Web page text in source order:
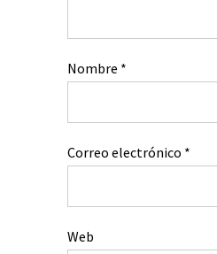
Nombre *
Correo electrónico *
Web